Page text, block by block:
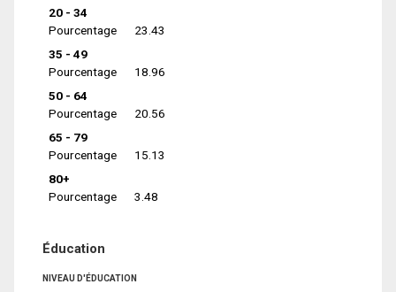
20 - 34
Pourcentage
23.43
35 - 49
Pourcentage
18.96
50 - 64
Pourcentage
20.56
65 - 79
Pourcentage
15.13
80+
Pourcentage
3.48
Éducation
NIVEAU D'ÉDUCATION